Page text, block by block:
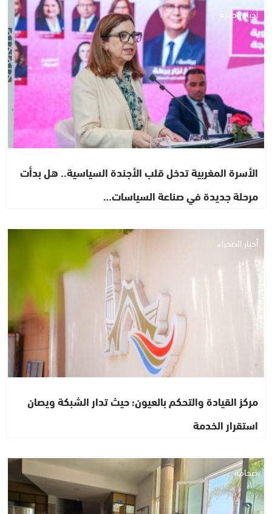
أخبار وطنية
الأسرة المغربية تدخل قلب الأجندة السياسية.. هل بدأت
مرحلة جديدة في صناعة السياسات…
أخبار الصحراء
مركز القيادة والتحكم بالعيون؛ حيث تدار الشبكة ويصان
استقرار الخدمة
صحافة